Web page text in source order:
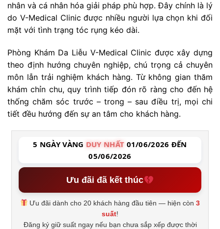
nhân và cá nhân hóa giải pháp phù hợp. Đây chính là lý
do V-Medical Clinic được nhiều người lựa chọn khi đối
mặt với tình trạng tóc rụng kéo dài.
Phòng Khám Da Liễu V-Medical Clinic được xây dựng
theo định hướng chuyên nghiệp, chú trọng cả chuyên
môn lẫn trải nghiệm khách hàng. Từ không gian thăm
khám chỉn chu, quy trình tiếp đón rõ ràng cho đến hệ
thống chăm sóc trước – trong – sau điều trị, mọi chi
tiết đều hướng đến sự an tâm cho khách hàng.
5 NGÀY VÀNG DUY NHẤT 01/06/2026 ĐẾN
05/06/2026
Ưu đãi đã kết thúc
Ưu đãi dành cho 20 khách hàng đầu tiên — hiện còn3
suất!
Đăng ký giữ suất ngay nếu bạn chưa sắp xếp được thời